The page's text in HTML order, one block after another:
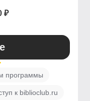
₽
программы
к biblioclub.ru